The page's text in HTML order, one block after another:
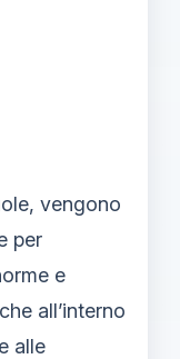
vengono
per
e
all’interno
alle